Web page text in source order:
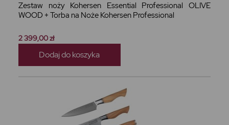
Zestaw noży Kohersen Essential Professional OLIVE
WOOD + Torba na Noże Kohersen Professional
2 399,00 zł
Dodaj do koszyka